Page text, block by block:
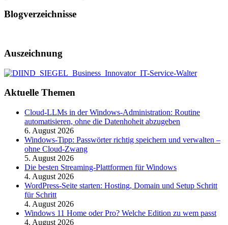
Blogverzeichnisse
Auszeichnung
Aktuelle Themen
Cloud-LLMs in der Windows-Administration: Routine
automatisieren, ohne die Datenhoheit abzugeben
6. August 2026
Windows-Tipp: Passwörter richtig speichern und verwalten –
ohne Cloud-Zwang
5. August 2026
Die besten Streaming-Plattformen für Windows
4. August 2026
WordPress-Seite starten: Hosting, Domain und Setup Schritt
für Schritt
4. August 2026
Windows 11 Home oder Pro? Welche Edition zu wem passt
4. August 2026